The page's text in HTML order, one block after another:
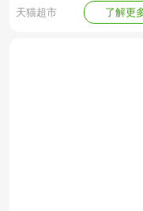
天猫超市 了解更